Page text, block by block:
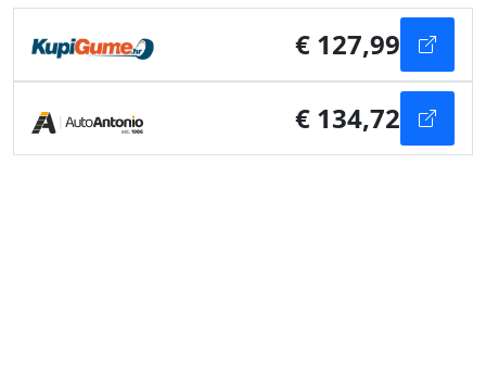
€ 127,99
€ 134,72